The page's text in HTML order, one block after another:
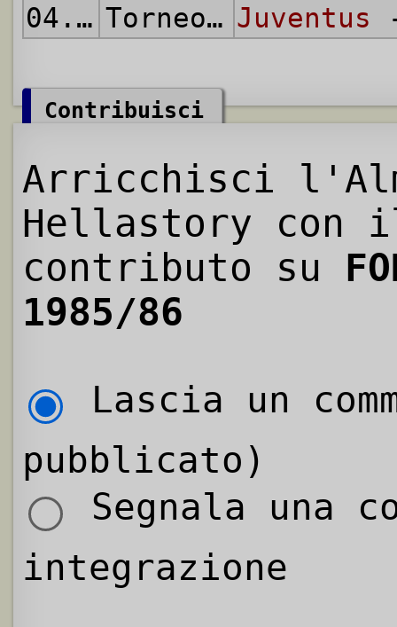
04.06.1986
Torneo d'Estate Juventus
Contribuisci
Arricchisci
Hellastory con
contributo su
1985/86
Lascia un
pubblicato)
Segnala una
integrazione